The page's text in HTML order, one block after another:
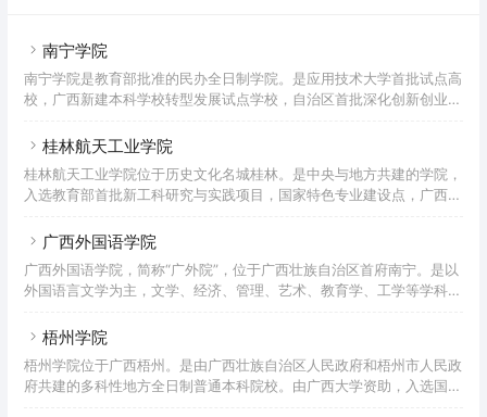
南宁学院
南宁学院是教育部批准的民办全日制学院。是应用技术大学首批试点高
校，广西新建本科学校转型发展试点学校，自治区首批深化创新创业教
校的前身是中国国民党革命委员会广西壮族自治区委员会于1985年创
至2022年7月，学校校园占地面积75.21万平方米，校舍建筑面积46.15
万平方米，教学行政楼面积22.47万平方米；教学仪器设备总值1.92亿
桂林航天工业学院
桂林航天工业学院位于历史文化名城桂林。是中央与地方共建的学院，
入选教育部首批新工科研究与实践项目，国家特色专业建设点，广西一
科协调发展的学科专业体系。也是广西唯一一所设有航空航天本科专业
天协会理事单位，全国应用技术大学(高校)联盟、CDIO工程教育联盟
成员单位，广西航天学会理事长单位。桂林航天工业学院创建于1979
广西外国语学院
广西外国语学院，简称“广外院”，位于广西壮族自治区首府南宁。是以
外国语言文学为主，文学、经济、管理、艺术、教育学、工学等学科协
于2004年6月，前身为广西东方外国语职业学院；2011年4月升级为全
和专科专业，其中语言类专业12个，全日制在校生3万余人(数据截至
2021年9月)。是广西外语专业最多、语种最多的高校。南宁五合校区
梧州学院
梧州学院位于广西梧州。是由广西壮族自治区人民政府和梧州市人民政
府共建的多科性地方全日制普通本科院校。由广西大学资助，入选国家